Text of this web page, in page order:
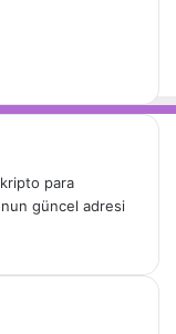
para
güncel adresi